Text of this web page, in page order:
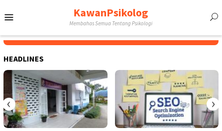
to
KawanPsikolog
Membahas Semua Tentang Psikologi
HEADLINES
‹ ›